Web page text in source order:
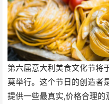
第六届意大利美食文化节将
莫举行。这个节日的创造
提供一些最真实,价格合理